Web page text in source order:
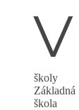
V
školy
Základná
škola